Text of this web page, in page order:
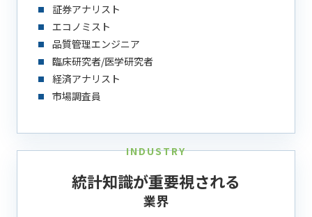
証券アナリスト
エコノミスト
品質管理エンジニア
臨床研究者/医学研究者
経済アナリスト
市場調査員
INDUSTRY
統計知識が重要視される
業界